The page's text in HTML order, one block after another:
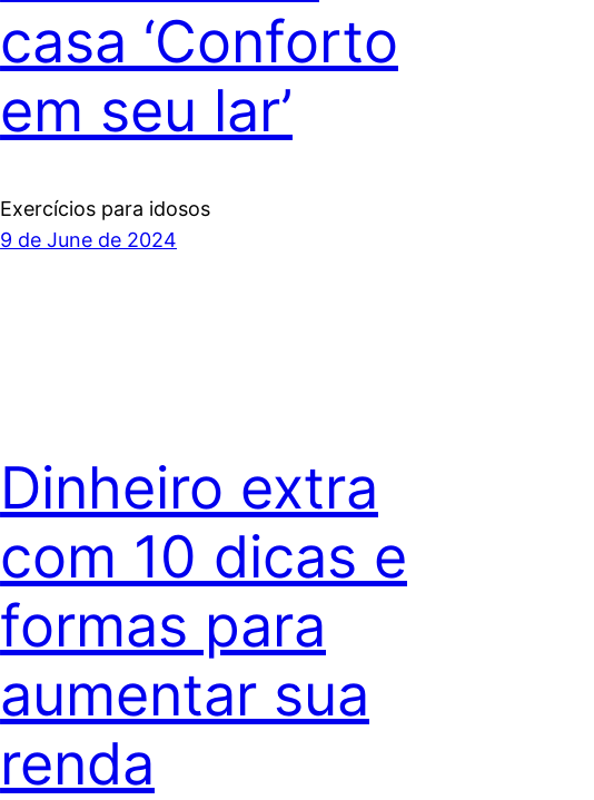
casa ‘Conforto
em seu lar’
Exercícios para idosos
9 de June de 2024
Dinheiro extra
com 10 dicas e
formas para
aumentar sua
renda